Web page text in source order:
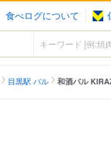
食べログについて
目黒駅 バル 和酒バル